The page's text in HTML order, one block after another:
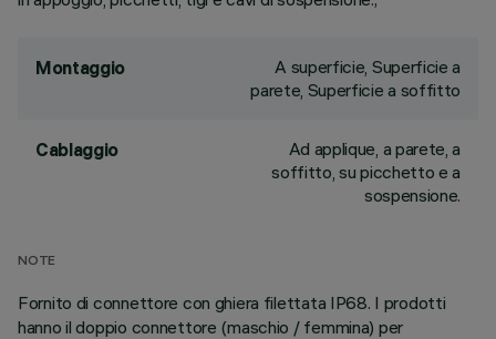
Montaggio
A superficie, Superficie a
parete, Superficie a soffitto
Cablaggio
Ad applique, a parete, a
soffitto, su picchetto e a
sospensione.
NOTE
Fornito di connettore con ghiera filettata IP68. I prodotti
hanno il doppio connettore (maschio / femmina) per